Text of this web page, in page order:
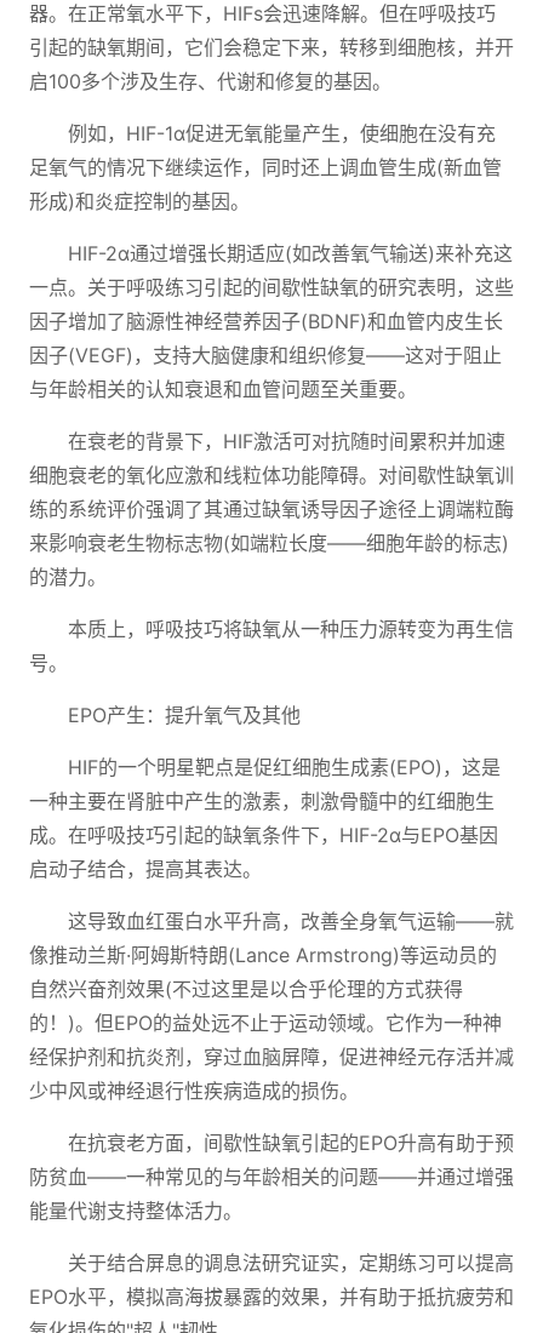
器。在正常氧水平下，HIFs会迅速降解。但在呼吸技巧
引起的缺氧期间，它们会稳定下来，转移到细胞核，并开
启100多个涉及生存、代谢和修复的基因。
例如，HIF-1α促进无氧能量产生，使细胞在没有充
足氧气的情况下继续运作，同时还上调血管生成(新血管
形成)和炎症控制的基因。
HIF-2α通过增强长期适应(如改善氧气输送)来补充这
一点。关于呼吸练习引起的间歇性缺氧的研究表明，这些
因子增加了脑源性神经营养因子(BDNF)和血管内皮生长
因子(VEGF)，支持大脑健康和组织修复——这对于阻止
与年龄相关的认知衰退和血管问题至关重要。
在衰老的背景下，HIF激活可对抗随时间累积并加速
细胞衰老的氧化应激和线粒体功能障碍。对间歇性缺氧训
练的系统评价强调了其通过缺氧诱导因子途径上调端粒酶
来影响衰老生物标志物(如端粒长度——细胞年龄的标志)
的潜力。
本质上，呼吸技巧将缺氧从一种压力源转变为再生信
号。
EPO产生：提升氧气及其他
HIF的一个明星靶点是促红细胞生成素(EPO)，这是
一种主要在肾脏中产生的激素，刺激骨髓中的红细胞生
成。在呼吸技巧引起的缺氧条件下，HIF-2α与EPO基因
启动子结合，提高其表达。
这导致血红蛋白水平升高，改善全身氧气运输——就
像推动兰斯·阿姆斯特朗(Lance Armstrong)等运动员的
自然兴奋剂效果(不过这里是以合乎伦理的方式获得
的！)。但EPO的益处远不止于运动领域。它作为一种神
经保护剂和抗炎剂，穿过血脑屏障，促进神经元存活并减
少中风或神经退行性疾病造成的损伤。
在抗衰老方面，间歇性缺氧引起的EPO升高有助于预
防贫血——一种常见的与年龄相关的问题——并通过增强
能量代谢支持整体活力。
关于结合屏息的调息法研究证实，定期练习可以提高
EPO水平，模拟高海拔暴露的效果，并有助于抵抗疲劳和